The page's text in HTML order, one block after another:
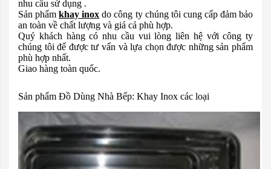
nhu cầu sử dụng .
Sản phẩmkhay inox do công ty chúng tôi cung cấp đảm bảo
an toàn về chất lượng và giá cả phù hợp.
Quý khách hàng có nhu cầu vui lòng liên hệ với công ty
chúng tôi để được tư vấn và lựa chọn được những sản phẩm
phù hợp nhất.
Giao hàng toàn quốc.
Sản phẩm Đồ Dùng Nhà Bếp: Khay Inox các loại